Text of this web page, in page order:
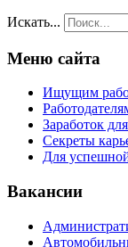
Искать...
Меню сайта
Ищущим
Заработок
Секреты
Для
Вакансии